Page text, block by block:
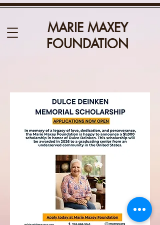
MARIE MAXEY
FOUNDATION